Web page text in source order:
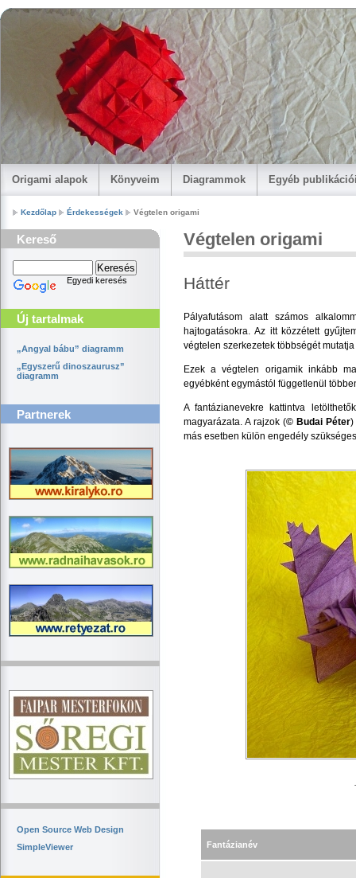
Origami alapok Könyveim Diagrammok Egyéb
Kezdőlap Érdekességek Végtelen origami
Kereső
Egyedi keresés
Új tartalmak
„Angyal bábu” diagramm
„Egyszerű dinoszaurusz”
diagramm
Partnerek
Open Source Web Design
SimpleViewer
Végtelen origami
Háttér
Pályafutásom alatt számos
hajtogatásokra. Az itt közzétett
végtelen szerkezetek többségét mutatja
Ezek a végtelen origamik inkább
egyébként egymástól függetlenül
A fantázianevekre kattintva
magyarázata. A rajzok (© Budai Péter)
más esetben külön engedély
Fantázianév